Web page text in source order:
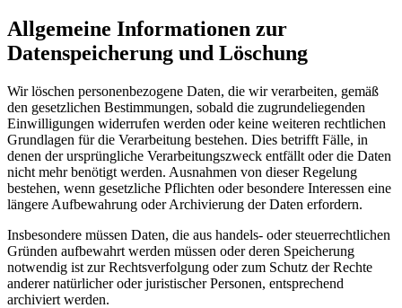
Allgemeine Informationen zur
Datenspeicherung und Löschung
Wir löschen personenbezogene Daten, die wir verarbeiten, gemäß
den gesetzlichen Bestimmungen, sobald die zugrundeliegenden
Einwilligungen widerrufen werden oder keine weiteren rechtlichen
Grundlagen für die Verarbeitung bestehen. Dies betrifft Fälle, in
denen der ursprüngliche Verarbeitungszweck entfällt oder die Daten
nicht mehr benötigt werden. Ausnahmen von dieser Regelung
bestehen, wenn gesetzliche Pflichten oder besondere Interessen eine
längere Aufbewahrung oder Archivierung der Daten erfordern.
Insbesondere müssen Daten, die aus handels- oder steuerrechtlichen
Gründen aufbewahrt werden müssen oder deren Speicherung
notwendig ist zur Rechtsverfolgung oder zum Schutz der Rechte
anderer natürlicher oder juristischer Personen, entsprechend
archiviert werden.